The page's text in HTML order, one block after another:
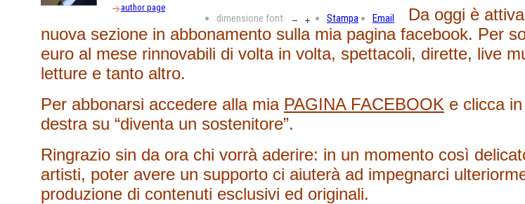
author page
dimensione font Stampa Email
Da oggi è
nuova sezione in abbonamento sulla mia pagina facebook. Per
euro al mese rinnovabili di volta in volta, spettacoli, dirette, live
letture e tanto altro.
Per abbonarsi accedere alla mia PAGINA FACEBOOK e clicca
destra su “diventa un sostenitore”.
Ringrazio sin da ora chi vorrà aderire: in un momento così
artisti, poter avere un supporto ci aiuterà ad impegnarci
produzione di contenuti esclusivi ed originali.